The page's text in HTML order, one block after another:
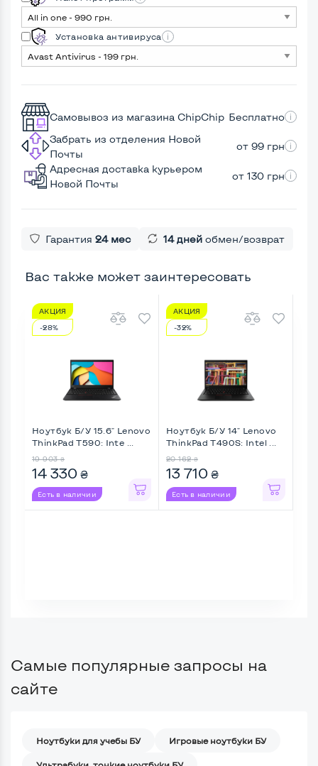
Установка антивируса
Самовывоз из магазина ChipChip Бесплатно
Забрать из отделения Новой
Почты
от 99 грн
Адресная доставка курьером
Новой Почты
от 130 грн
Гарантия 24 мес 14 дней обмен/возврат
Вас также может заинтересовать
АКЦИЯ
-28%
Ноутбук Б/У 15.6" Lenovo
ThinkPad T590: Inte ...
19 903 ₴
14 330 ₴
Есть в наличии
АКЦИЯ
-32%
Ноутбук Б/У 14" Lenovo
ThinkPad T490S: Intel ...
20 162 ₴
13 710 ₴
Есть в наличии
Самые популярные запросы на
сайте
Ноутбуки для учебы БУ Игровые ноутбуки БУ